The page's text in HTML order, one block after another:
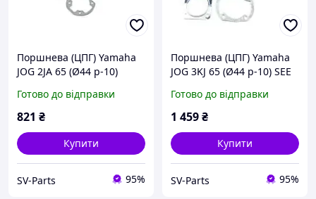
Поршнева (ЦПГ) Yamaha
JOG 2JA 65 (Ø44 p-10)
Готово до відправки
821 ₴
Купити
SV-Parts 95%
Поршнева (ЦПГ) Yamaha
JOG 3KJ 65 (Ø44 p-10) SEE
Готово до відправки
1 459₴
Купити
SV-Parts 95%